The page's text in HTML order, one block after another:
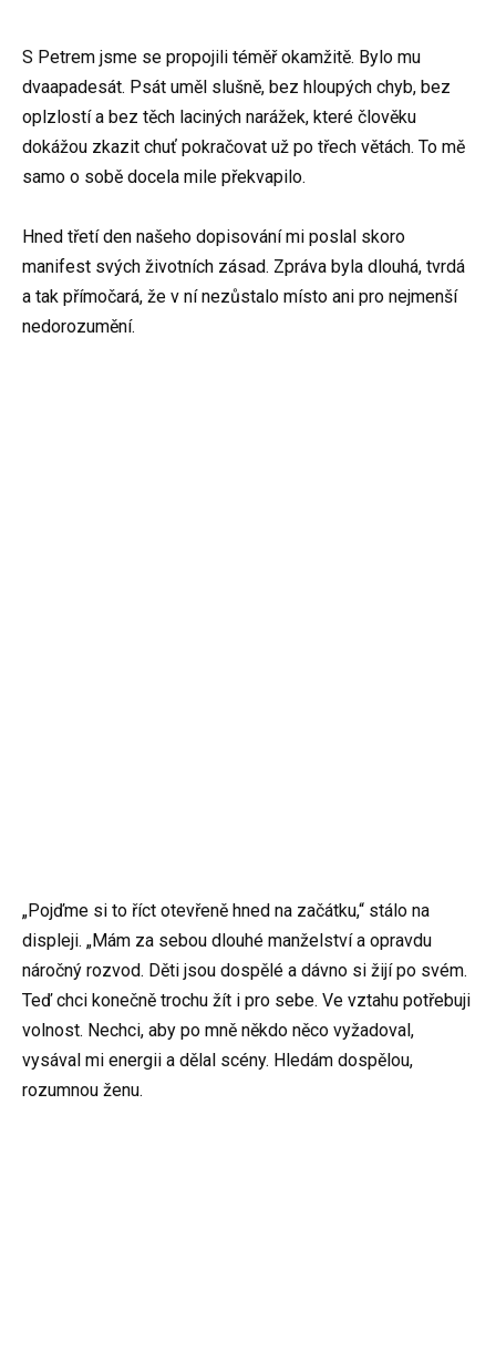
S Petrem jsme se propojili téměř okamžitě. Bylo mu
dvaapadesát. Psát uměl slušně, bez hloupých chyb, bez
oplzlostí a bez těch laciných narážek, které člověku
dokážou zkazit chuť pokračovat už po třech větách. To mě
samo o sobě docela mile překvapilo.
Hned třetí den našeho dopisování mi poslal skoro
manifest svých životních zásad. Zpráva byla dlouhá, tvrdá
a tak přímočará, že v ní nezůstalo místo ani pro nejmenší
nedorozumění.
„Pojďme si to říct otevřeně hned na začátku,“ stálo na
displeji. „Mám za sebou dlouhé manželství a opravdu
náročný rozvod. Děti jsou dospělé a dávno si žijí po svém.
Teď chci konečně trochu žít i pro sebe. Ve vztahu potřebuji
volnost. Nechci, aby po mně někdo něco vyžadoval,
vysával mi energii a dělal scény. Hledám dospělou,
rozumnou ženu.